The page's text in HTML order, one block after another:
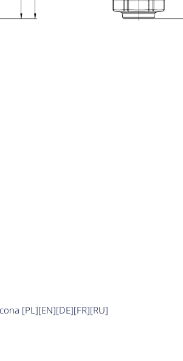
[PL][EN][DE][FR][RU]